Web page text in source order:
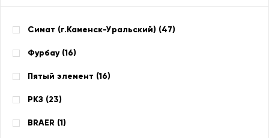
Симат (г.Каменск-Уральский) (47)
Фурбау (16)
Пятый элемент (16)
РКЗ (23)
BRAER (1)